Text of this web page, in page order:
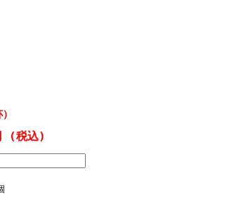
(税込)